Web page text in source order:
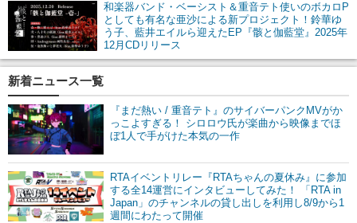
和楽器バンド・ベーシスト＆重音テト使いのボカロP
としても有名な亜沙による新プロジェクト！鈴華ゆ
う子、藍井エイルら迎えたEP『骸と伽藍堂』2025年
12月CDリリース
新着ニュース一覧
『まだ熱い / 重音テト』のサイバーパンクMVがか
っこよすぎる！ シロロウ氏が楽曲から映像までほ
ぼ1人で手がけた本気の一作
RTAイベントリレー『RTAちゃんの夏休み』に参加
する全14運営にインタビューしてみた！ 「RTA in
Japan」のチャンネルの貸し出しを利用し8/9から1
週間にわたって開催